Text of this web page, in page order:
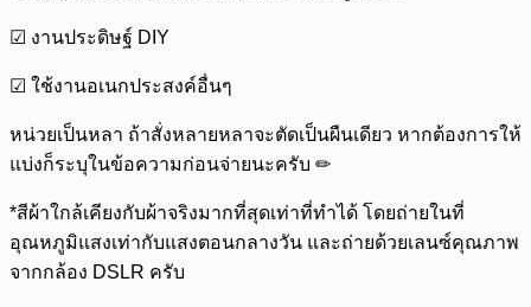
☑ งานประดิษฐ์ DIY
☑ ใช้งานอเนกประสงค์อื่นๆ
หน่วยเป็นหลา ถ้าสั่งหลายหลาจะตัดเป็นผืนเดียว หากต้องการให้
แบ่งก็ระบุในข้อความก่อนจ่ายนะครับ ✏
*สีผ้าใกล้เคียงกับผ้าจริงมากที่สุดเท่าที่ทำได้ โดยถ่ายในที่
อุณหภูมิแสงเท่ากับแสงตอนกลางวัน และถ่ายด้วยเลนซ์คุณภาพ
จากกล้อง DSLR ครับ